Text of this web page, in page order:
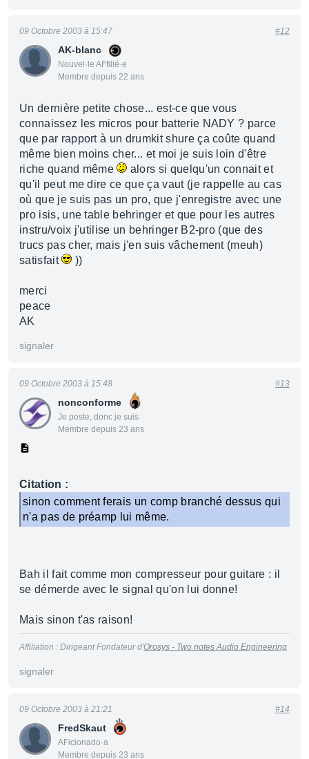
AK-blanc
Nouvel·le AFfilié·e
Membre depuis 22 ans
09 Octobre 2003 à 15:47 #12
Un dernière petite chose... est-ce que vous
connaissez les micros pour batterie NADY ? parce
que par rapport à un drumkit shure ça coûte quand
même bien moins cher... et moi je suis loin d'être
riche quand même
alors si quelqu'un connait et
qu'il peut me dire ce que ça vaut (je rappelle au cas
où que je suis pas un pro, que j'enregistre avec une
pro isis, une table behringer et que pour les autres
instru/voix j'utilise un behringer B2-pro (que des
trucs pas cher, mais j'en suis vâchement (meuh)
satisfait
))
merci
peace
AK
signaler
nonconforme
Je poste, donc je suis
Membre depuis 23 ans
09 Octobre 2003 à 15:48 #13
Citation :
sinon comment ferais un comp branché dessus qui
n'a pas de préamp lui même.
Bah il fait comme mon compresseur pour guitare : il
se démerde avec le signal qu'on lui donne!
Mais sinon t'as raison!
Affiliation : Dirigeant Fondateur d'Orosys - Two notes Audio Engineering
signaler
FredSkaut
AFicionado·a
Membre depuis 23 ans
09 Octobre 2003 à 21:21 #14